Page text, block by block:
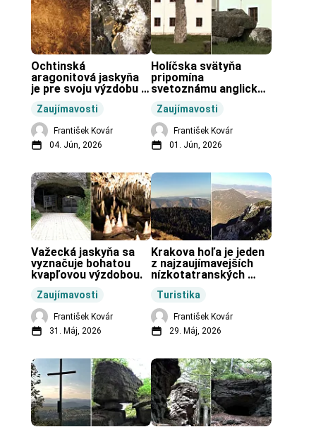
Zaujímavosti
Ochtinská
aragonitová jaskyňa
je pre svoju výzdobu
vo svete.
František Kovár
04. Jún, 2026
Zaujímavosti
Holíčska svätyňa
pripomína
svetoznámu anglickú
František Kovár
01. Jún, 2026
Zaujímavosti
Važecká jaskyňa sa
vyznačuje bohatou
kvapľovou výzdobou.
František Kovár
31. Máj, 2026
Turistika
Krakova hoľa je jeden
z najzaujímavejších
nízkotatranských
František Kovár
29. Máj, 2026